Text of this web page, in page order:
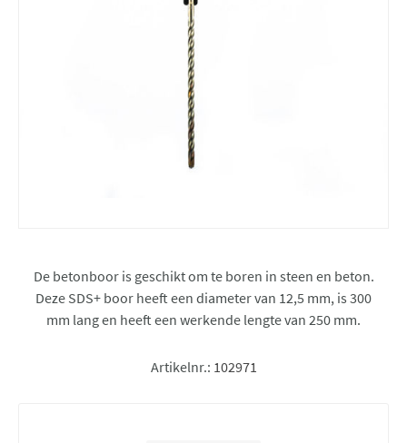
De betonboor is geschikt om te boren in steen en beton.
Deze SDS+ boor heeft een diameter van 12,5 mm, is 300
mm lang en heeft een werkende lengte van 250 mm.
Artikelnr.: 102971